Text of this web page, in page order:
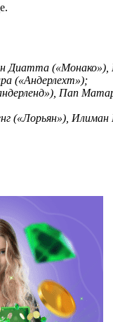
Диатта
(«Андерлехт»);
Пап
(«Лорьян»),